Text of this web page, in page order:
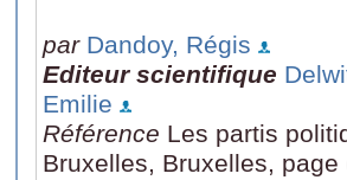
par Dandoy, Régis
Editeur scientifique
Emilie
Référence Les partis
Bruxelles, Bruxelles, page